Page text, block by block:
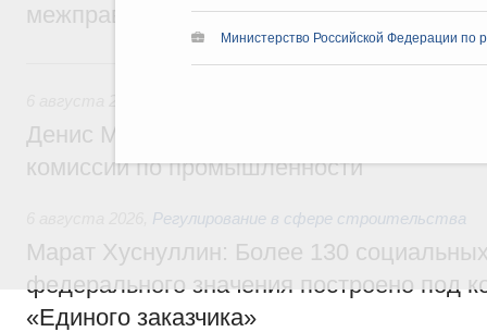
Министерство Российской Федерации по
межправительственного совета
6 августа, четверг
Денис Мантуров провёл заседание
комиссии по промышленности
Регулирование в сфере строительства
Марат Хуснуллин: Более 130
федерального значения построено под
«Единого заказчика»